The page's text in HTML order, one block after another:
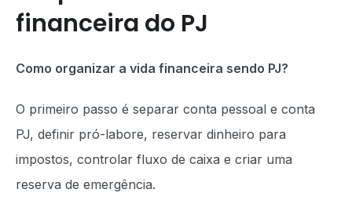
financeira do PJ
Como organizar a vida financeira sendo PJ?
O primeiro passo é separar conta pessoal e conta
PJ, definir pró-labore, reservar dinheiro para
impostos, controlar fluxo de caixa e criar uma
reserva de emergência.